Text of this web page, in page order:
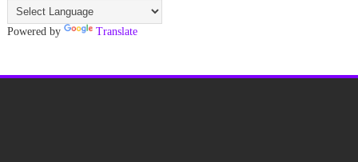
Powered by Translate